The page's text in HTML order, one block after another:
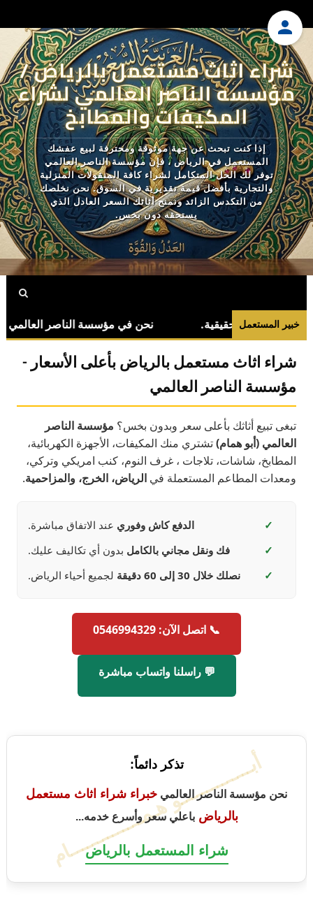
شراء اثاث مستعمل بالرياض /
مؤسسه الناصر العالمي لشراء
المكيفات والمطابخ
إذا كنت تبحث عن جهة موثوقة ومحترفة لبيع عفشك
المستعمل في الرياض ، فإن مؤسسة الناصر العالمي
توفر لك الحل المتكامل لشراء كافة المنقولات المنزلية
والتجارية بأفضل قيمة تقديرية في السوق. نحن نخلصك
من التكدس الزائد ونمنح أثاثك السعر العادل الذي
يستحقه دون بخس.
خبير المستعمل
شراء اثاث مستعمل بالرياض بأعلى الأسعار -
مؤسسة الناصر العالمي
تبغى تبيع أثاثك بأعلى سعر وبدون بخس؟ مؤسسة الناصر
العالمي (أبو همام)تشتري منك المكيفات، الأجهزة الكهربائية،
المطابخ، شاشات، تلاجات ، غرف النوم، كنب امريكي وتركي،
ومعدات المطاعم المستعملة في الرياض، الخرج، والمزاحمية.
✓ الدفع كاش وفوري عند الاتفاق مباشرة.
✓
فك ونقل مجاني بالكامل بدون أي تكاليف عليك.
✓
نصلك خلال 30 إلى 60 دقيقة لجميع أحياء الرياض.
📞 اتصل الآن: 0546994329
💬 راسلنا واتساب مباشرة
أبــــــــــــــو هـمــــــــــــــام
تذكر دائماً:
نحن مؤسسة الناصر العالمي خبراء شراء اثاث مستعمل
بالرياضباعلي سعر وأسرع خدمه...
شراء المستعمل بالرياض